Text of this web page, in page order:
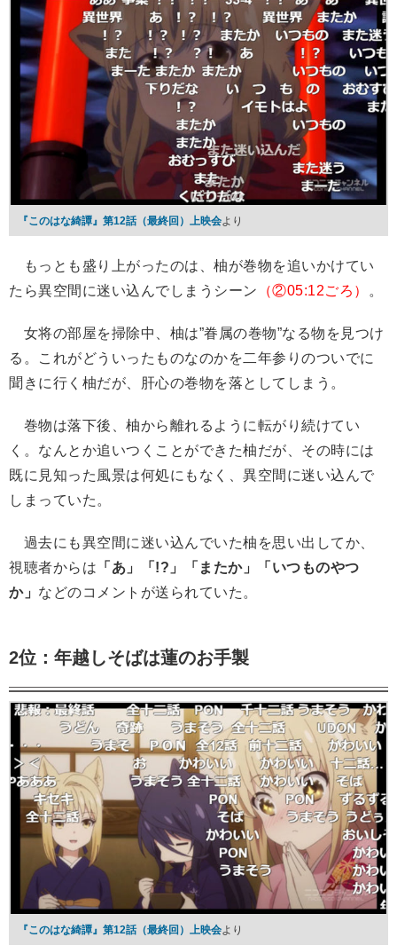
『このはな綺譚』第12話（最終回）上映会より
もっとも盛り上がったのは、柚が巻物を追いかけてい
たら異空間に迷い込んでしまうシーン （②05:12ごろ） 。
女将の部屋を掃除中、柚は”眷属の巻物”なる物を見つけ
る。これがどういったものなのかを二年参りのついでに
聞きに行く柚だが、肝心の巻物を落としてしまう。
巻物は落下後、柚から離れるように転がり続けてい
く。なんとか追いつくことができた柚だが、その時には
既に見知った風景は何処にもなく、異空間に迷い込んで
しまっていた。
過去にも異空間に迷い込んでいた柚を思い出してか、
視聴者からは 「あ」「!?」「またか」「いつものやつ
か」 などのコメントが送られていた。
2位：年越しそばは蓮のお手製
『このはな綺譚』第12話（最終回）上映会より